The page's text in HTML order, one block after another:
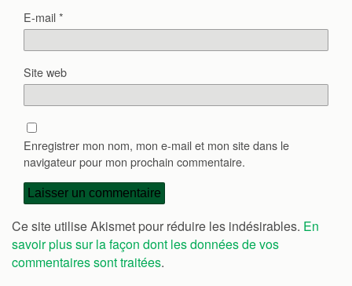
E-mail*
Site web
Enregistrer mon nom, mon e-mail et mon site dans le
navigateur pour mon prochain commentaire.
Ce site utilise Akismet pour réduire les indésirables. En
savoir plus sur la façon dont les données de vos
commentaires sont traitées.